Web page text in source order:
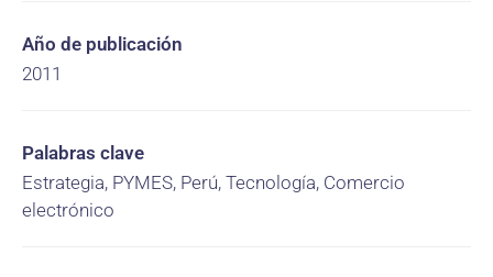
Año de publicación
2011
Palabras clave
Estrategia, PYMES, Perú, Tecnología, Comercio
electrónico